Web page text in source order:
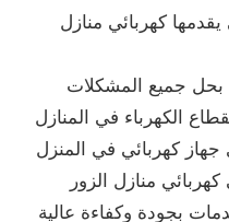
كهربائي منازل
بحل جميع المشكلات
الكهرباء في المنازل
كهربائي في المنزل
منازل الزور
بجودة وكفاءة عالية